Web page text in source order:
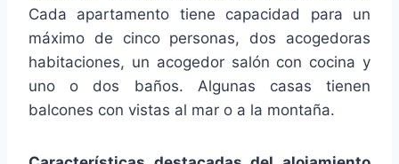
Cada apartamento tiene capacidad para un
máximo de cinco personas, dos acogedoras
habitaciones, un acogedor salón con cocina y
uno o dos baños. Algunas casas tienen
balcones con vistas al mar o a la montaña.